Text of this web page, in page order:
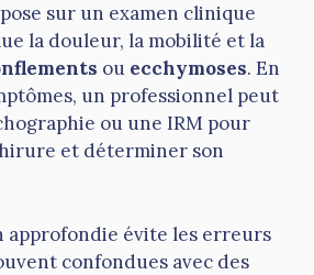
sur un examen clinique
la douleur, la mobilité et la
ou ecchymoses. En
un professionnel peut
ou une IRM pour
et déterminer son
approfondie évite les erreurs
confondues avec des